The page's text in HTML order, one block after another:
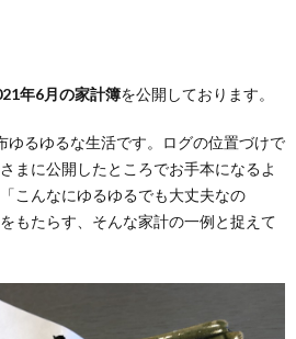
年6月の家計簿を公開しております。
ゆるゆるな生活です。ログの位置づけで
まに公開したところでお手本になるよ
こんなにゆるゆるでも大丈夫なの
もたらす、そんな家計の一例と捉えて